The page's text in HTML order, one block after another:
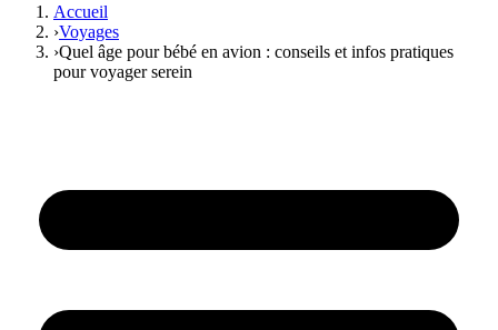
Accueil
›Voyages
›Quel âge pour bébé en avion : conseils et infos pratiques
pour voyager serein